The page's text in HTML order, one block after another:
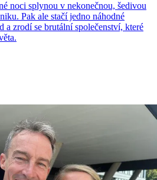
noci splynou v nekonečnou, šedivou
Pak ale stačí jedno náhodné
a zrodí se brutální společenství, které